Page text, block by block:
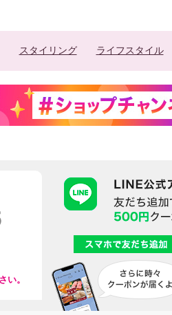
スタイリング ライフスタイル
い。